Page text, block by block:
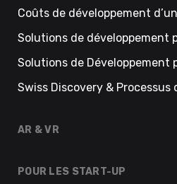
Coûts de développement
Solutions de développement
Solutions de Développement
Swiss Discovery & Processus
AR & VR
POUR LES START-UP